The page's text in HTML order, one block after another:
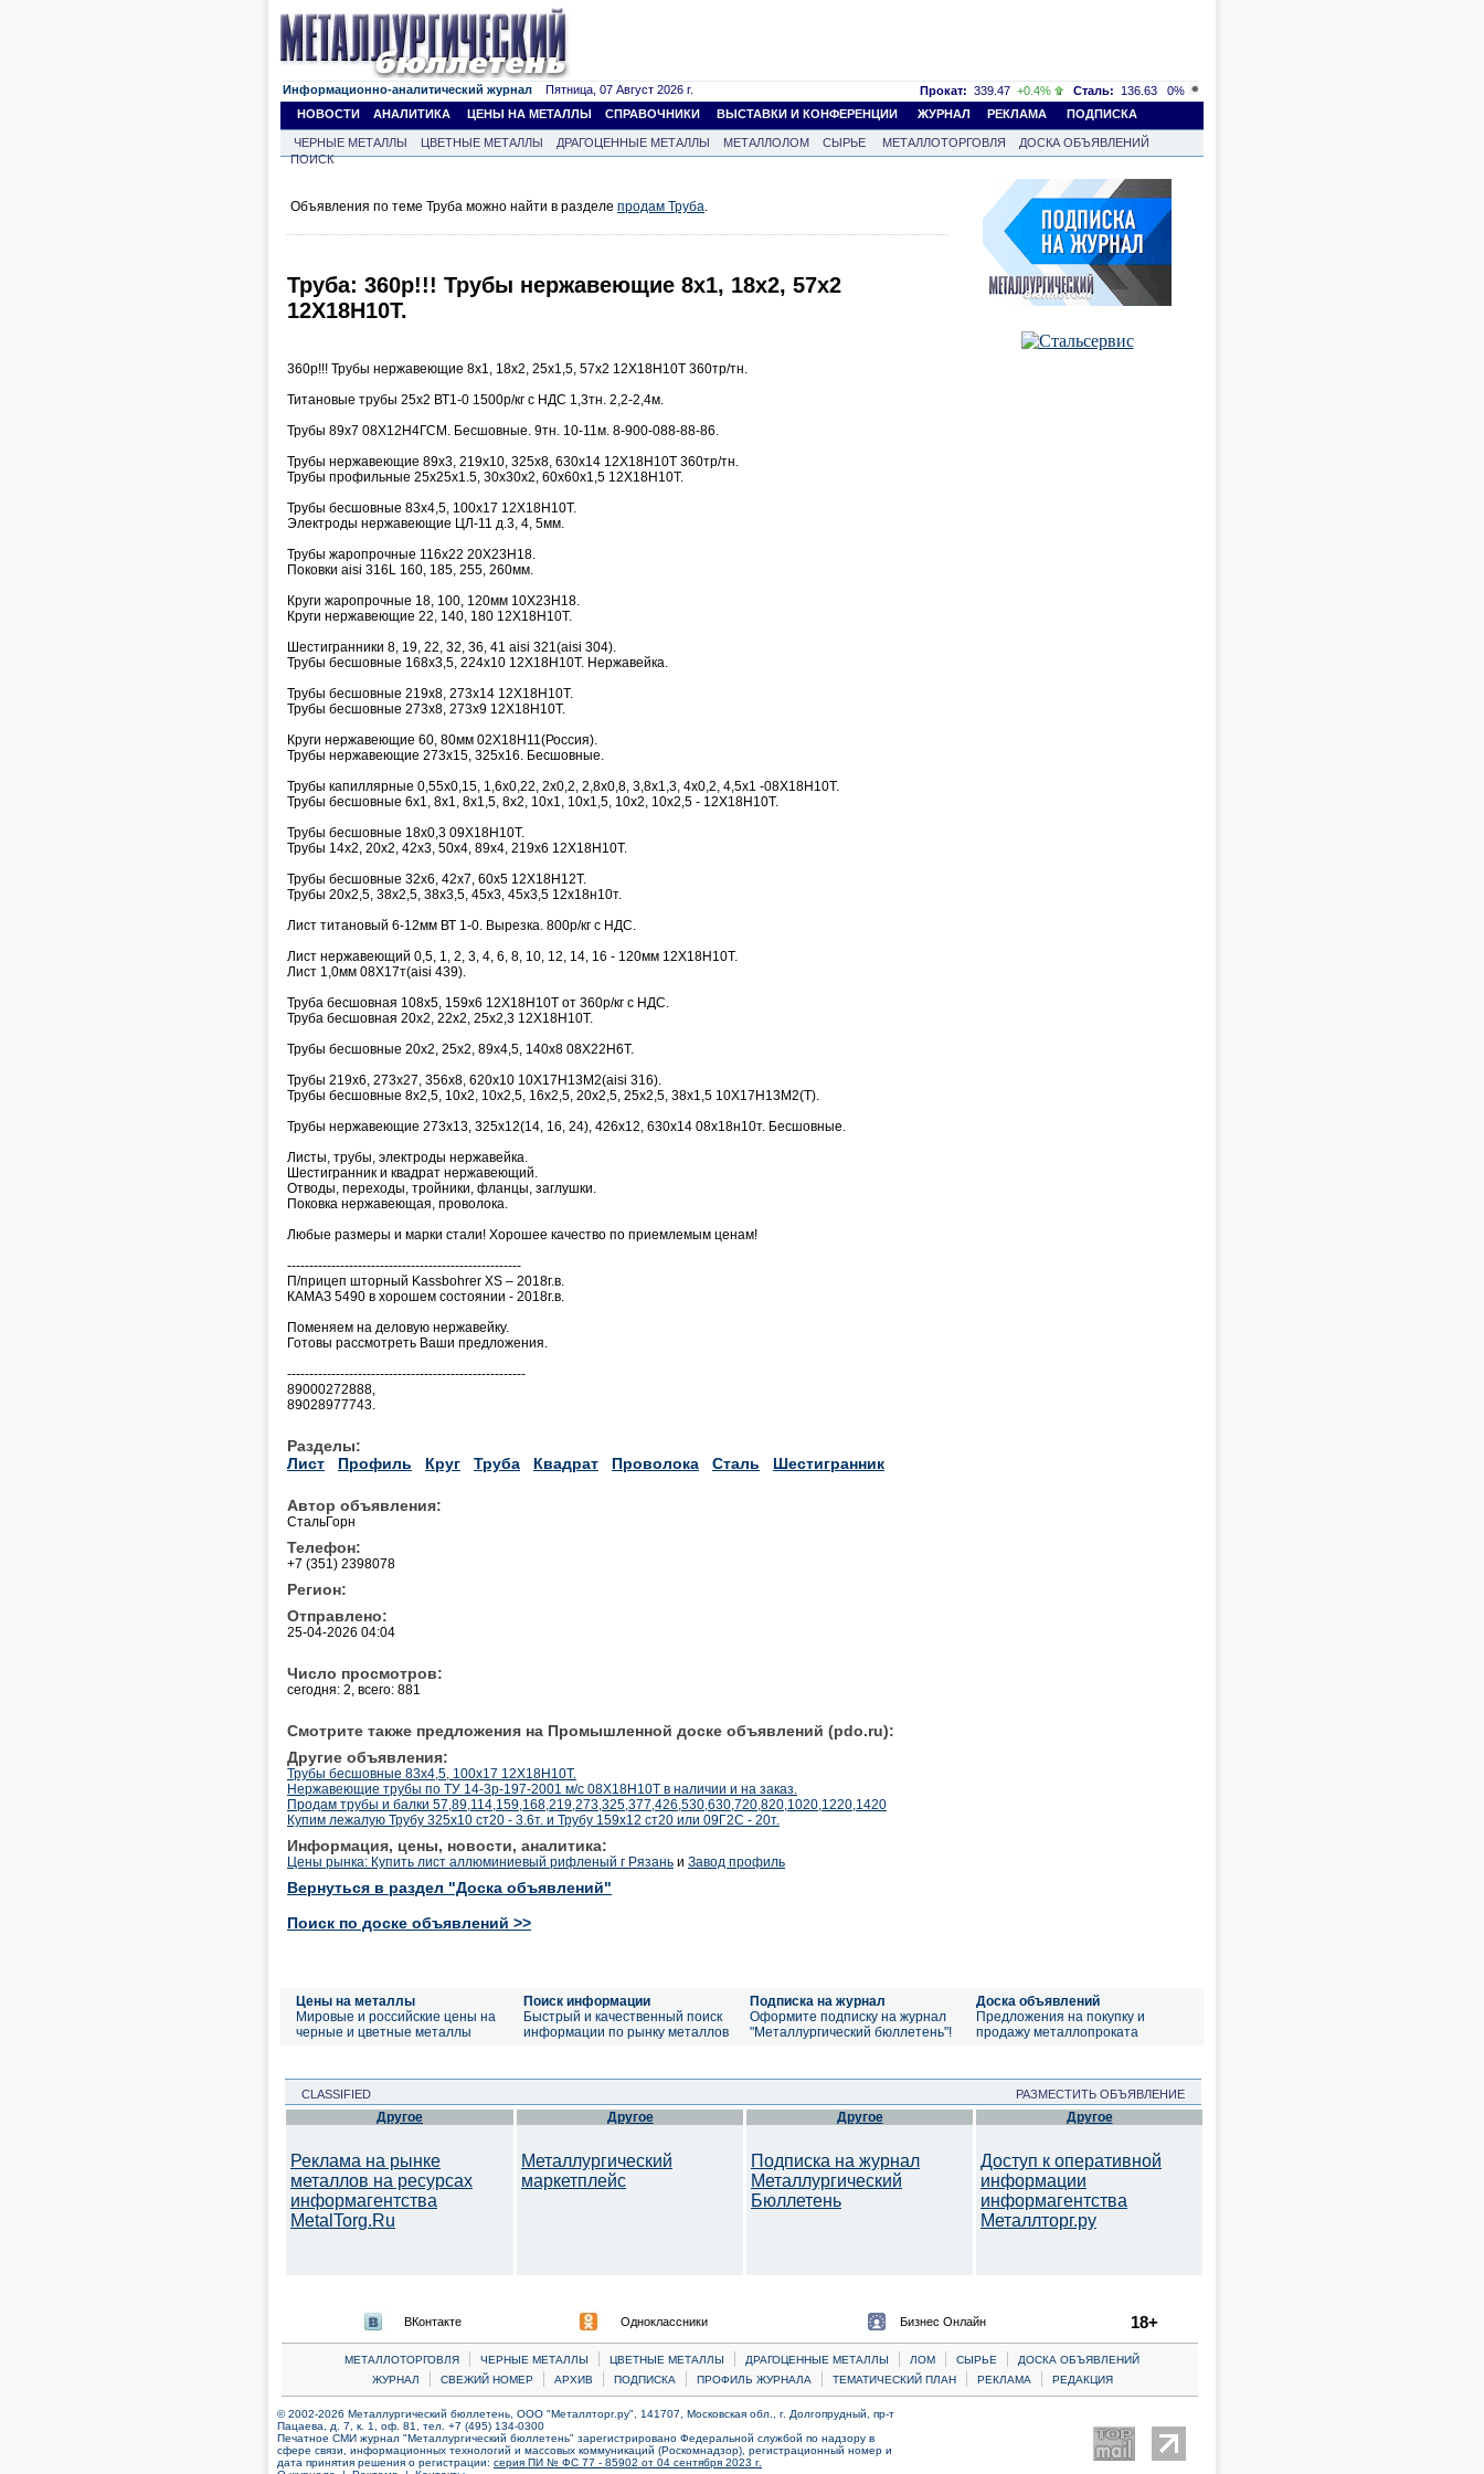
Информационно-аналитический журнал Пятница, 07 Август 2026 г. Прокат: 339.47 +0.4% Сталь: 136.63
0%
НОВОСТИ
АНАЛИТИКА ЦЕНЫ НА МЕТАЛЛЫ СПРАВОЧНИКИ ВЫСТАВКИ И КОНФЕРЕНЦИИ ЖУРНАЛ РЕКЛАМА ПОДПИСКА
ЧЕРНЫЕ МЕТАЛЛЫ ЦВЕТНЫЕ МЕТАЛЛЫ ДРАГОЦЕННЫЕ МЕТАЛЛЫ МЕТАЛЛОЛОМ СЫРЬЕ МЕТАЛЛОТОРГОВЛЯ
ДОСКА ОБЪЯВЛЕНИЙ
ПОИСК
Объявления по теме Труба можно найти в разделе продам Труба.
Труба: 360р!!! Трубы нержавеющие 8х1, 18х2, 57х2
12Х18Н10Т.
360р!!! Трубы нержавеющие 8х1, 18х2, 25х1,5, 57х2 12Х18Н10Т 360тр/тн.
Титановые трубы 25х2 ВТ1-0 1500р/кг с НДС 1,3тн. 2,2-2,4м.
Трубы 89х7 08Х12Н4ГСМ. Бесшовные. 9тн. 10-11м. 8-900-088-88-86.
Трубы нержавеющие 89х3, 219х10, 325х8, 630х14 12Х18Н10Т 360тр/тн.
Трубы профильные 25х25х1.5, 30х30х2, 60х60х1,5 12Х18Н10Т.
Трубы бесшовные 83х4,5, 100х17 12Х18Н10Т.
Электроды нержавеющие ЦЛ-11 д.3, 4, 5мм.
Трубы жаропрочные 116х22 20Х23Н18.
Поковки aisi 316L 160, 185, 255, 260мм.
Круги жаропрочные 18, 100, 120мм 10Х23Н18.
Круги нержавеющие 22, 140, 180 12Х18Н10Т.
Шестигранники 8, 19, 22, 32, 36, 41 aisi 321(aisi 304).
Трубы бесшовные 168х3,5, 224х10 12Х18Н10Т. Нержавейка.
Трубы бесшовные 219х8, 273х14 12Х18Н10Т.
Трубы бесшовные 273х8, 273х9 12Х18Н10Т.
Круги нержавеющие 60, 80мм 02Х18Н11(Россия).
Трубы нержавеющие 273х15, 325х16. Бесшовные.
Трубы капиллярные 0,55х0,15, 1,6х0,22, 2х0,2, 2,8х0,8, 3,8х1,3, 4х0,2, 4,5х1 -08Х18Н10Т.
Трубы бесшовные 6х1, 8х1, 8х1,5, 8х2, 10х1, 10х1,5, 10х2, 10х2,5 - 12Х18Н10Т.
Трубы бесшовные 18х0,3 09Х18Н10Т.
Трубы 14х2, 20х2, 42х3, 50х4, 89х4, 219х6 12Х18Н10Т.
Трубы бесшовные 32х6, 42х7, 60х5 12Х18Н12Т.
Трубы 20х2,5, 38х2,5, 38х3,5, 45х3, 45х3,5 12х18н10т.
Лист титановый 6-12мм ВТ 1-0. Вырезка. 800р/кг с НДС.
Лист нержавеющий 0,5, 1, 2, 3, 4, 6, 8, 10, 12, 14, 16 - 120мм 12Х18Н10Т.
Лист 1,0мм 08Х17т(aisi 439).
Труба бесшовная 108х5, 159х6 12Х18Н10Т от 360р/кг с НДС.
Труба бесшовная 20х2, 22х2, 25х2,3 12Х18Н10Т.
Трубы бесшовные 20х2, 25х2, 89х4,5, 140х8 08Х22Н6Т.
Трубы 219х6, 273х27, 356х8, 620х10 10Х17Н13М2(aisi 316).
Трубы бесшовные 8х2,5, 10х2, 10х2,5, 16х2,5, 20х2,5, 25х2,5, 38х1,5 10Х17Н13М2(Т).
Трубы нержавеющие 273х13, 325х12(14, 16, 24), 426х12, 630х14 08х18н10т. Бесшовные.
Листы, трубы, электроды нержавейка.
Шестигранник и квадрат нержавеющий.
Отводы, переходы, тройники, фланцы, заглушки.
Поковка нержавеющая, проволока.
Любые размеры и марки стали! Хорошее качество по приемлемым ценам!
-----------------------------------------------------
П/прицеп шторный Kassbohrer XS – 2018г.в.
КАМАЗ 5490 в хорошем состоянии - 2018г.в.
Поменяем на деловую нержавейку.
Готовы рассмотреть Ваши предложения.
------------------------------------------------------
89000272888,
89028977743.
Разделы:
Лист
Профиль Круг Труба Квадрат Проволока Сталь Шестигранник
Автор объявления:
СтальГорн
Телефон:
+7 (351) 2398078
Регион:
Отправлено:
25-04-2026 04:04
Число просмотров:
сегодня: 2, всего: 881
Смотрите также предложения на Промышленной доске объявлений (pdo.ru):
Другие объявления:
Трубы бесшовные 83х4,5, 100х17 12Х18Н10Т.
Нержавеющие трубы по ТУ 14-3р-197-2001 м/с 08Х18Н10Т в наличии и на заказ.
Продам трубы и балки 57,89,114,159,168,219,273,325,377,426,530,630,720,820,1020,1220,1420
Купим лежалую Трубу 325х10 ст20 - 3.6т. и Трубу 159х12 ст20 или 09Г2С - 20т.
Информация, цены, новости, аналитика:
Цены рынка: Купить лист аллюминиевый рифленый г Рязань и Завод профиль
Вернуться в раздел "Доска объявлений"
Поиск по доске объявлений >>
Цены на металлы
Мировые и российские цены на
черные и цветные металлы
Поиск информации
Быстрый и качественный поиск
информации по рынку металлов
Подписка на журнал
Оформите подписку на журнал
"Металлургический бюллетень"!
Доска объявлений
Предложения на покупку и
продажу металлопроката
CLASSIFIED РАЗМЕСТИТЬ ОБЪЯВЛЕНИЕ
Другое
Реклама на рынке
металлов на ресурсах
информагентства
MetalTorg.Ru
Другое
Металлургический
маркетплейс
Другое
Подписка на журнал
Металлургический
Бюллетень
Другое
Доступ к оперативной
информации
информагентства
Металлторг.ру
ВКонтакте Одноклассники Бизнес Онлайн 18+
МЕТАЛЛОТОРГОВЛЯ | ЧЕРНЫЕ МЕТАЛЛЫ | ЦВЕТНЫЕ МЕТАЛЛЫ | ДРАГОЦЕННЫЕ МЕТАЛЛЫ | ЛОМ | CЫРЬЕ |
ДОСКА ОБЪЯВЛЕНИЙ
ЖУРНАЛ
| СВЕЖИЙ НОМЕР | АРХИВ | ПОДПИСКА | ПРОФИЛЬ ЖУРНАЛА | ТЕМАТИЧЕСКИЙ ПЛАН | РЕКЛАМА | РЕДАКЦИЯ
© 2002-2026 Металлургический бюллетень, ООО "Металлторг.ру", 141707, Московская обл., г. Долгопрудный, пр-т
Пацаева, д. 7, к. 1, оф. 81, тел. +7 (495) 134-0300
Печатное СМИ журнал "Металлургический бюллетень" зарегистрировано Федеральной службой по надзору в
сфере связи, информационных технологий и массовых коммуникаций (Роскомнадзор), регистрационный номер и
дата принятия решения о регистрации: серия ПИ № ФС 77 - 85902 от 04 сентября 2023 г.